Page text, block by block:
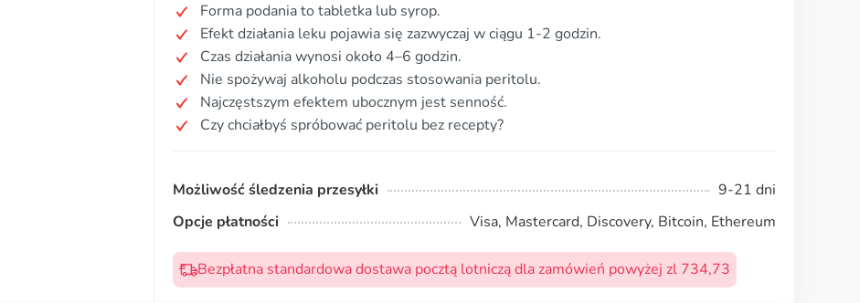
Forma podania to tabletka lub syrop.
Efekt działania leku pojawia się zazwyczaj w ciągu 1-2 godzin.
Czas działania wynosi około 4–6 godzin.
Nie spożywaj alkoholu podczas stosowania peritolu.
Najczęstszym efektem ubocznym jest senność.
Czy chciałbyś spróbować peritolu bez recepty?
Możliwość śledzenia przesyłki
9-21 dni
Opcje płatności
Visa, Mastercard, Discovery, Bitcoin, Ethereum
Bezpłatna standardowa dostawa pocztą lotniczą dla zamówień powyżej zl 734,73